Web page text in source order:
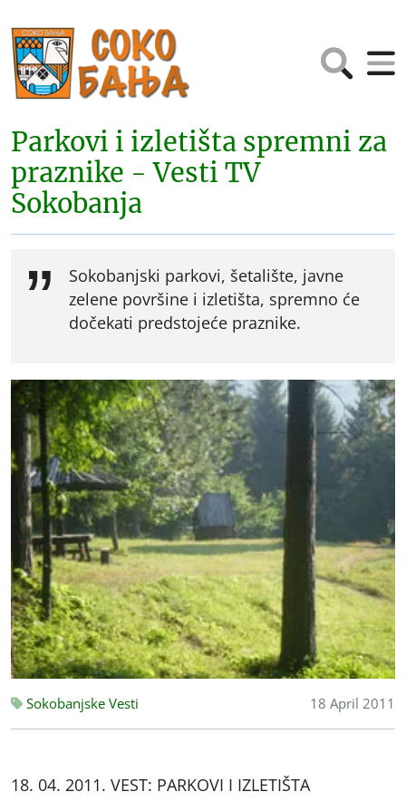
Parkovi i izletišta spremni za
praznike - Vesti TV
Sokobanja
Sokobanjski parkovi, šetalište, javne
zelene površine i izletišta, spremno će
dočekati predstojeće praznike.
Sokobanjske Vesti 18 April 2011
18. 04. 2011. VEST: PARKOVI I IZLETIŠTA